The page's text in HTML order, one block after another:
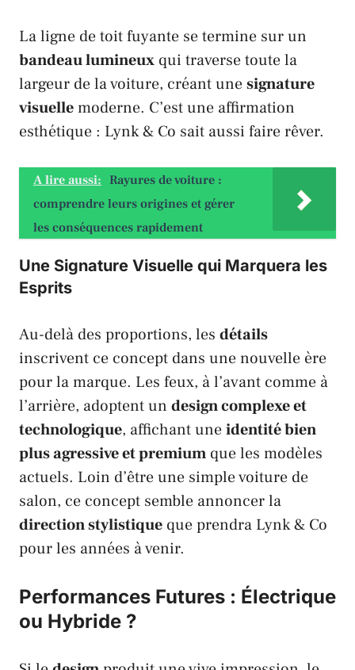
La ligne de toit fuyante se termine sur un
bandeau lumineux qui traverse toute la
largeur de la voiture, créant unesignature
visuellemoderne. C’est une affirmation
esthétique : Lynk & Co sait aussi faire rêver.
A lire aussi: Rayures de voiture :
comprendre leurs origines et gérer
les conséquences rapidement
Une Signature Visuelle qui Marquera les
Esprits
Au-delà des proportions, les détails
inscrivent ce concept dans une nouvelle ère
pour la marque. Les feux, à l’avant comme à
l’arrière, adoptent un design complexe et
technologique, affichant uneidentité bien
plus agressive et premium que les modèles
actuels. Loin d’être une simple voiture de
salon, ce concept semble annoncer la
direction stylistique que prendra Lynk & Co
pour les années à venir.
Performances Futures : Électrique
ou Hybride ?